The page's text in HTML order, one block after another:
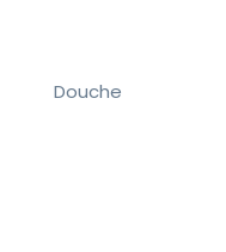
Douche